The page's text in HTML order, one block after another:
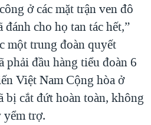
ở các mặt trận ven đô
cho họ tan tác hết,”
một trung đoàn quyết
phải đầu hàng tiểu đoàn 6
Việt Nam Cộng hòa ở
cắt đứt hoàn toàn, không
yểm trợ.